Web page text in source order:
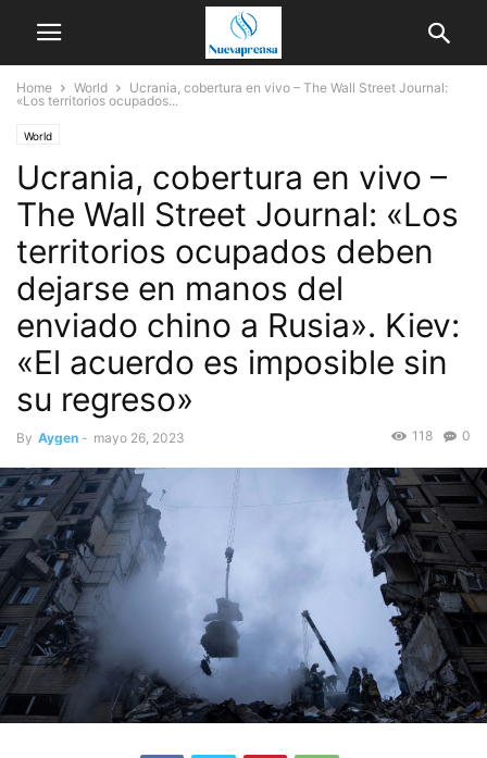
Home World
Ucrania, cobertura en vivo – The Wall Street Journal:
«Los territorios ocupados...
World
Ucrania, cobertura en vivo –
The Wall Street Journal: «Los
territorios ocupados deben
dejarse en manos del
enviado chino a Rusia». Kiev:
«El acuerdo es imposible sin
su regreso»
By Aygen - mayo 26, 2023 0
118